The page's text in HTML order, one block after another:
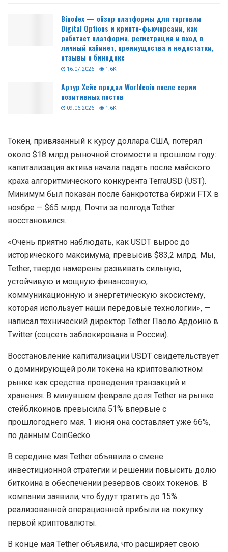
Binodex — обзор платформы для торговли
Digital Options и крипто-фьючерсами, как
работает платформа, регистрация и вход в
личный кабинет, преимущества и недостатки,
отзывы о бинодекс
16.07.2026 1.6K
Артур Хейс продал Worldcoin после серии
позитивных постов
09.06.2026 1.6K
Токен, привязанный к курсу доллара США, потерял
около $18 млрд рыночной стоимости в прошлом году:
капитализация актива начала падать после майского
краха алгоритмического конкурента TerraUSD (UST).
Минимум был показан после банкротства биржи FTX в
ноябре — $65 млрд. Почти за полгода Tether
восстановился.
«Очень приятно наблюдать, как USDT вырос до
исторического максимума, превысив $83,2 млрд. Мы,
Tether, твердо намерены развивать сильную,
устойчивую и мощную финансовую,
коммуникационную и энергетическую экосистему,
которая использует наши передовые технологии», —
написал технический директор Tether Паоло Ардоино в
Twitter (соцсеть заблокирована в России).
Восстановление капитализации USDT свидетельствует
о доминирующей роли токена на криптовалютном
рынке как средства проведения транзакций и
хранения. В минувшем феврале доля Tether на рынке
стейблкоинов превысила 51% впервые с
прошлогоднего мая. 1 июня она составляет уже 66%,
по данным CoinGecko.
В середине мая Tether объявила о смене
инвестиционной стратегии и решении повысить долю
биткоина в обеспечении резервов своих токенов. В
компании заявили, что будут тратить до 15%
реализованной операционной прибыли на покупку
первой криптовалюты.
В конце мая Tether объявила, что расширяет свою